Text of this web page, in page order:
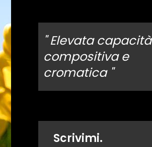
" Elevata capacità
compositiva e
cromatica "
Scrivimi.